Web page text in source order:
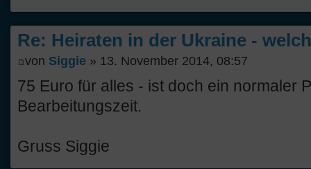
Re: Heiraten in der Ukraine -
von Siggie » 13. November 2014, 08:57
75 Euro für alles - ist doch ein normaler
Bearbeitungszeit.
Gruss Siggie